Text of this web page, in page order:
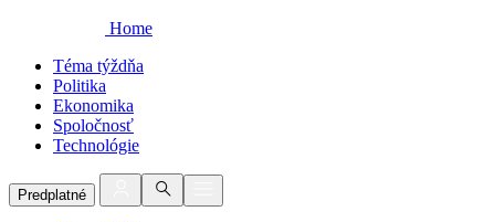
Home
Téma týždňa
Politika
Ekonomika
Spoločnosť
Technológie
Predplatné